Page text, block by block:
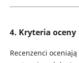
4. Kryteria oceny
Recenzenci